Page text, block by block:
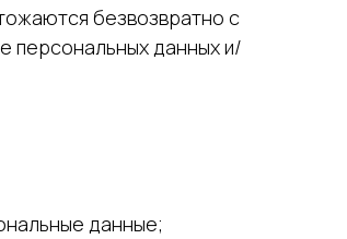
безвозвратно с
персональных данных и/
данные;